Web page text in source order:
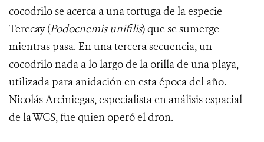
cocodrilo se acerca a una tortuga de la especie
Terecay (Podocnemis unifilis) que se sumerge
mientras pasa. En una tercera secuencia, un
cocodrilo nada a lo largo de la orilla de una playa,
utilizada para anidación en esta época del año.
Nicolás Arciniegas, especialista en análisis espacial
de la WCS, fue quien operó el dron.